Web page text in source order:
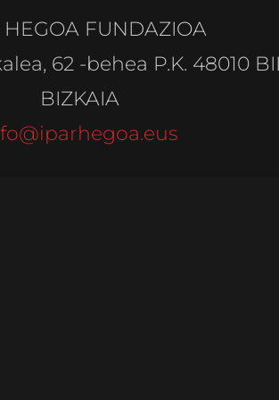
HEGOA FUNDAZIOA
62 -behea P.K. 48010
BIZKAIA